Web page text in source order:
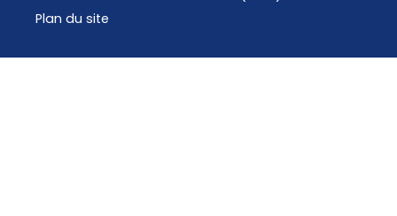
Plan du site